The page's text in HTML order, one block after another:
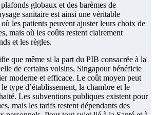
globaux et des barèmes de
sanitaire est ainsi une véritable
les patients peuvent ajuster leurs choix de
mais où les coûts restent clairement
et les règles.
que même si la part du PIB consacrée à la
de certains voisins, Singapour bénéficie
moderne et efficace. Le coût moyen peut
type d’établissement, la chambre et le
Les subventions publiques existent pour
mais les tarifs restent dépendants des